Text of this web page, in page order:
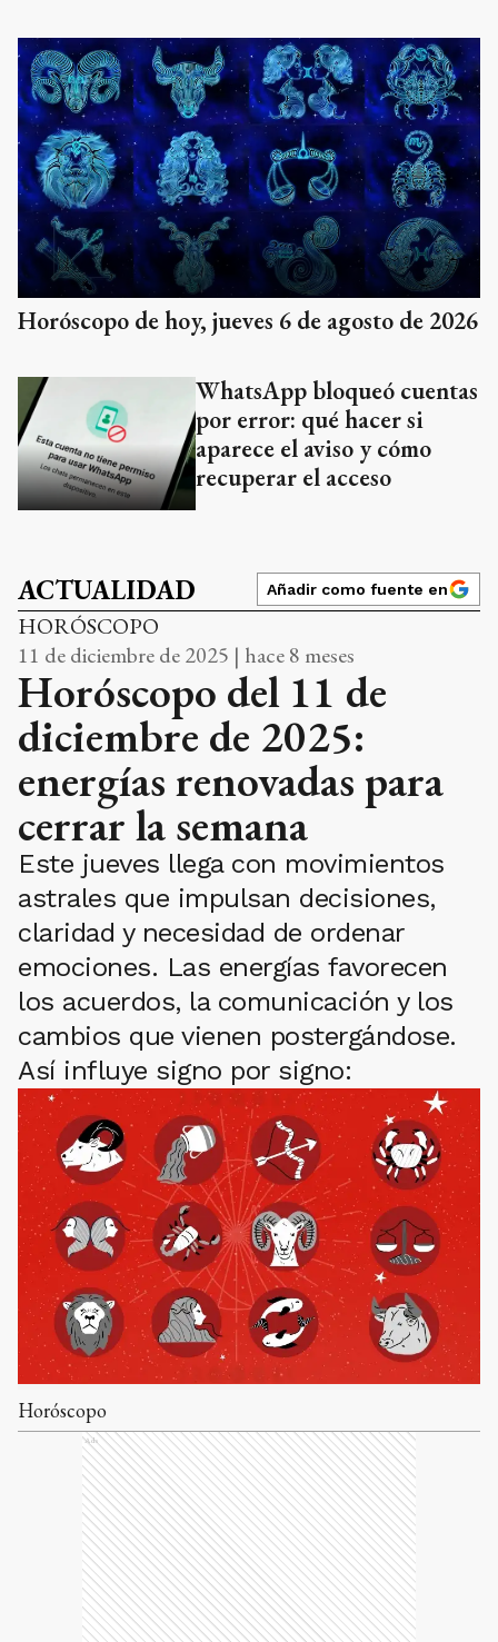
Horóscopo de hoy, jueves 6 de agosto de 2026
WhatsApp bloqueó cuentas
por error: qué hacer si
aparece el aviso y cómo
recuperar el acceso
ACTUALIDAD Añadir como fuente en
HORÓSCOPO
11 de diciembre de 2025 | hace 8 meses
Horóscopo del 11 de
diciembre de 2025:
energías renovadas para
cerrar la semana
Este jueves llega con movimientos
astrales que impulsan decisiones,
claridad y necesidad de ordenar
emociones. Las energías favorecen
los acuerdos, la comunicación y los
cambios que vienen postergándose.
Así influye signo por signo:
Horóscopo
Ads